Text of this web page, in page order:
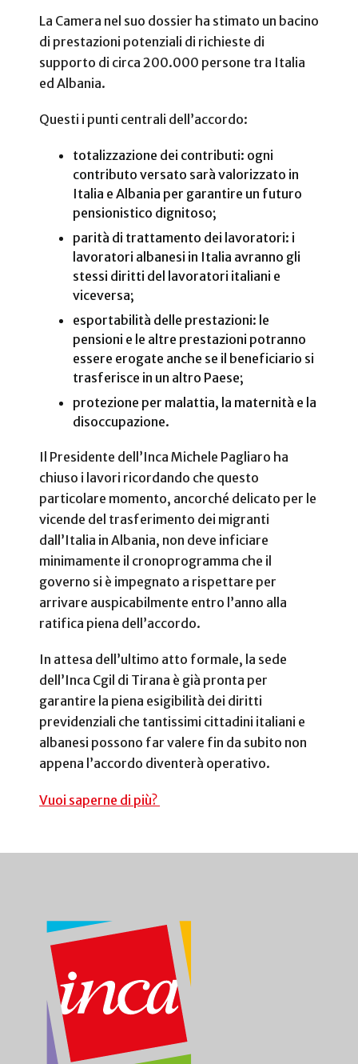
La Camera nel suo dossier ha stimato un bacino
di prestazioni potenziali di richieste di
supporto di circa 200.000 persone tra Italia
ed Albania.
Questi i punti centrali dell’accordo:
totalizzazione dei contributi: ogni
contributo versato sarà valorizzato in
Italia e Albania per garantire un futuro
pensionistico dignitoso;
parità di trattamento dei lavoratori: i
lavoratori albanesi in Italia avranno gli
stessi diritti del lavoratori italiani e
viceversa;
esportabilità delle prestazioni: le
pensioni e le altre prestazioni potranno
essere erogate anche se il beneficiario si
trasferisce in un altro Paese;
protezione per malattia, la maternità e la
disoccupazione.
Il Presidente dell’Inca Michele Pagliaro ha
chiuso i lavori ricordando che questo
particolare momento, ancorché delicato per le
vicende del trasferimento dei migranti
dall’Italia in Albania, non deve inficiare
minimamente il cronoprogramma che il
governo si è impegnato a rispettare per
arrivare auspicabilmente entro l’anno alla
ratifica piena dell’accordo.
In attesa dell’ultimo atto formale, la sede
dell’Inca Cgil di Tirana è già pronta per
garantire la piena esigibilità dei diritti
previdenziali che tantissimi cittadini italiani e
albanesi possono far valere fin da subito non
appena l’accordo diventerà operativo.
Vuoi saperne di più?